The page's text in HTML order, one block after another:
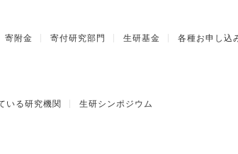
寄附金 寄付研究部門 生研基金 各種お申し込
いる研究機関 生研シンポジウム